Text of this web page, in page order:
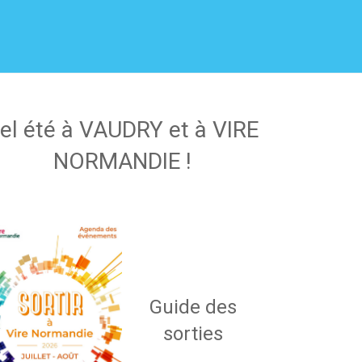
été à VAUDRY et à VIRE
NORMANDIE !
Guide des
sorties